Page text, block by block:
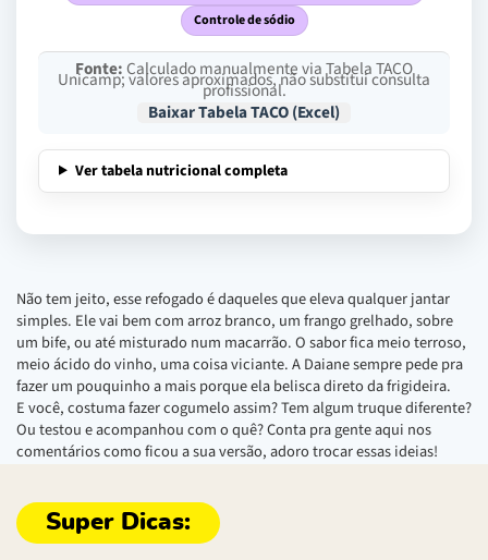
Controle de sódio
Fonte:Calculado manualmente via Tabela TACO
Unicamp; valores aproximados, não substitui consulta
profissional.
Baixar Tabela TACO (Excel)
Ver tabela nutricional completa
Não tem jeito, esse refogado é daqueles que eleva qualquer jantar
simples. Ele vai bem com arroz branco, um frango grelhado, sobre
um bife, ou até misturado num macarrão. O sabor fica meio terroso,
meio ácido do vinho, uma coisa viciante. A Daiane sempre pede pra
fazer um pouquinho a mais porque ela belisca direto da frigideira.
E você, costuma fazer cogumelo assim? Tem algum truque diferente?
Ou testou e acompanhou com o quê? Conta pra gente aqui nos
comentários como ficou a sua versão, adoro trocar essas ideias!